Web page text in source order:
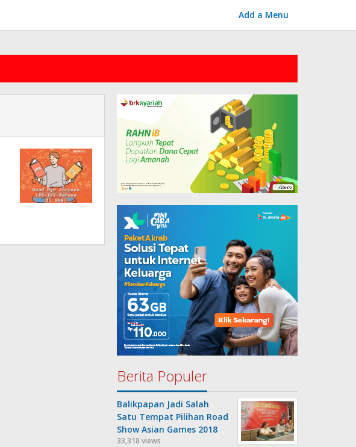
Add a Menu
Berita Populer
Balikpapan Jadi Salah
Satu Tempat Pilihan Road
Show Asian Games 2018
33,318 views